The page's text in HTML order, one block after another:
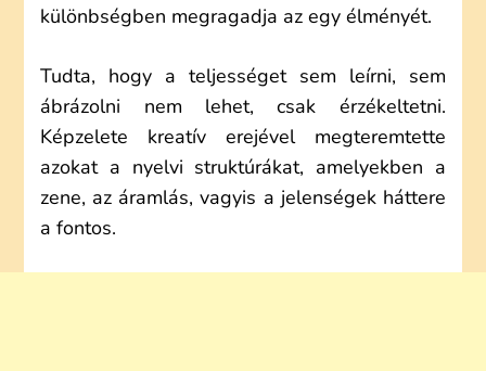
különbségben megragadja az egy élményét.
Tudta, hogy a teljességet sem leírni, sem
ábrázolni nem lehet, csak érzékeltetni.
Képzelete kreatív erejével megteremtette
azokat a nyelvi struktúrákat, amelyekben a
zene, az áramlás, vagyis a jelenségek háttere
a fontos.